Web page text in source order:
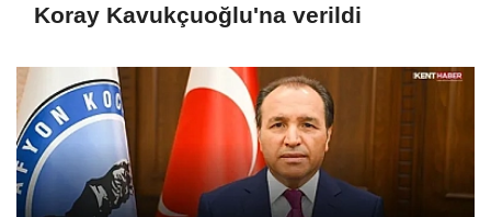
Koray Kavukçuoğlu'na verildi